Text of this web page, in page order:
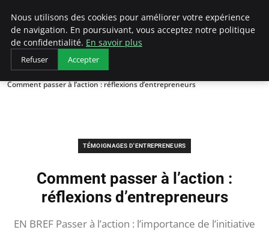
LECFCM
Accueil
Témoignages d'entrepreneurs
Comment passer à l’action : réflexions d’entrepreneurs
TÉMOIGNAGES D'ENTREPRENEURS
Comment passer à l’action :
réflexions d’entrepreneurs
EN BREF Passer à l’action : l’importance de l’initiative
Nous utilisons des cookies pour améliorer votre expérience
de navigation. En poursuivant, vous acceptez notre politique
de confidentialité. En savoir plus
Refuser Accepter